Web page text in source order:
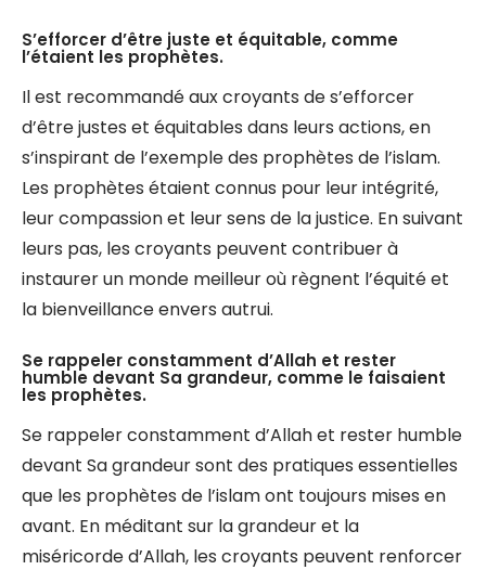
S’efforcer d’être juste et équitable, comme
l’étaient les prophètes.
Il est recommandé aux croyants de s’efforcer
d’être justes et équitables dans leurs actions, en
s’inspirant de l’exemple des prophètes de l’islam.
Les prophètes étaient connus pour leur intégrité,
leur compassion et leur sens de la justice. En suivant
leurs pas, les croyants peuvent contribuer à
instaurer un monde meilleur où règnent l’équité et
la bienveillance envers autrui.
Se rappeler constamment d’Allah et rester
humble devant Sa grandeur, comme le faisaient
les prophètes.
Se rappeler constamment d’Allah et rester humble
devant Sa grandeur sont des pratiques essentielles
que les prophètes de l’islam ont toujours mises en
avant. En méditant sur la grandeur et la
miséricorde d’Allah, les croyants peuvent renforcer